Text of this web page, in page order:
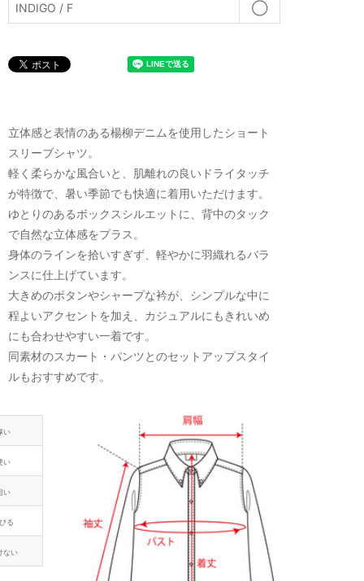
INDIGO / F ◯
立体感と表情のある楊柳デニムを使用したショート
スリーブシャツ。
軽く柔らかな風合いと、肌離れの良いドライタッチ
が特徴で、暑い季節でも快適に着用いただけます。
ゆとりのあるボックスシルエットに、背中のタック
で自然な立体感をプラス。
身体のラインを拾いすぎず、軽やかに羽織れるバラ
ンスに仕上げています。
大きめのボタンやシャープな衿が、シンプルな中に
程よいアクセントを加え、カジュアルにもきれいめ
にも合わせやすい一着です。
同素材のスカート・パンツとのセットアップスタイ
ルもおすすめです。
い
い
い
る
ない